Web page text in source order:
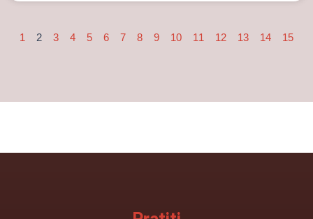
1 2 3 4 5 6 7 8 9 10 11 12 13 14 15